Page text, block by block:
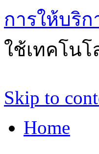
การให้บริ
ใช้เทคโน
Skip to
Home